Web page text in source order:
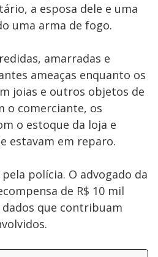
a esposa dele e uma
uma arma de fogo.
amarradas e
ameaças enquanto os
joias e outros objetos de
o comerciante, os
o estoque da loja e
estavam em reparo.
polícia. O advogado da
de R$ 10 mil
que contribuam